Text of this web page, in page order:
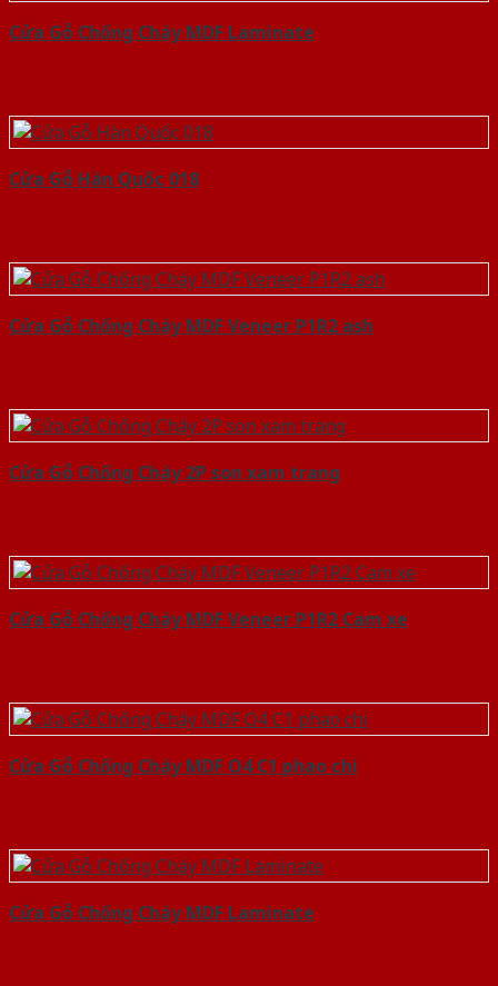
Cửa Gỗ Chống Cháy MDF Laminate
Cửa Gỗ Hàn Quốc 018
Cửa Gỗ Chống Cháy MDF Veneer P1R2 ash
Cửa Gỗ Chống Cháy 2P son xam trang
Cửa Gỗ Chống Cháy MDF Veneer P1R2 Cam xe
Cửa Gỗ Chống Cháy MDF O4 C1 phao chi
Cửa Gỗ Chống Cháy MDF Laminate